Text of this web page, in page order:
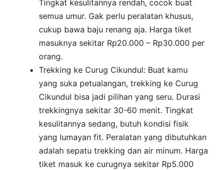
Tingkat kesulitannya rendah, cocok buat
semua umur. Gak perlu peralatan khusus,
cukup bawa baju renang aja. Harga tiket
masuknya sekitar Rp20.000 – Rp30.000 per
orang.
Trekking ke Curug Cikundul: Buat kamu
yang suka petualangan, trekking ke Curug
Cikundul bisa jadi pilihan yang seru. Durasi
trekkingnya sekitar 30-60 menit. Tingkat
kesulitannya sedang, butuh kondisi fisik
yang lumayan fit. Peralatan yang dibutuhkan
adalah sepatu trekking dan air minum. Harga
tiket masuk ke curugnya sekitar Rp5.000